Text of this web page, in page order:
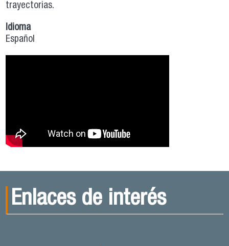
trayectorias.
Idioma
Español
Enlaces de interés